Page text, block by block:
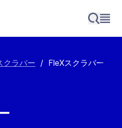
クラバー / FleXスクラバー